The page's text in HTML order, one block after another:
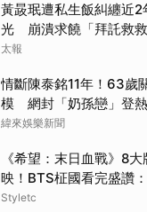
黃晸珉遭私生飯糾纏近
光 崩潰求饒「拜託救救
太報
情斷陳泰銘11年！63歲
模 網封「奶孫戀」登
緯來娛樂新聞
《希望：末日血戰》8
映！BTS柾國看完盛讚
Styletc